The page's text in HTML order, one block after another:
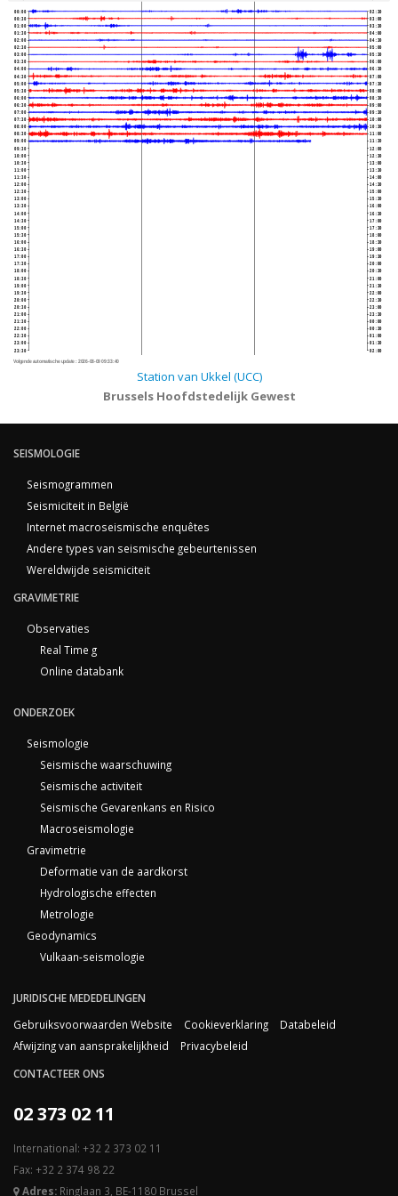
00:00
00:30
01:00
01:30
02:00
02:30
03:00
03:30
04:00
04:30
05:00
05:30
06:00
06:30
07:00
07:30
08:00
08:30
09:00
09:30
10:00
10:30
11:00
11:30
12:00
12:30
13:00
13:30
14:00
14:30
15:00
15:30
16:00
16:30
17:00
17:30
18:00
18:30
19:00
19:30
20:00
20:30
21:00
21:30
22:00
22:30
23:00
23:30
02:30
03:00
03:30
04:00
04:30
05:00
05:30
06:00
06:30
07:00
07:30
08:00
08:30
09:00
09:30
10:00
10:30
11:00
11:30
12:00
12:30
13:00
13:30
14:00
14:30
15:00
15:30
16:00
16:30
17:00
17:30
18:00
18:30
19:00
19:30
20:00
20:30
21:00
21:30
22:00
22:30
23:00
23:30
00:00
00:30
01:00
01:30
02:00
Volgende automatische update : 2026-08-09 09:33:40
Station van Ukkel (UCC)
Brussels Hoofdstedelijk Gewest
SEISMOLOGIE
Seismogrammen
Seismiciteit in België
Internet macroseismische enquêtes
Andere types van seismische gebeurtenissen
Wereldwijde seismiciteit
GRAVIMETRIE
Observaties
Real Time g
Online databank
ONDERZOEK
Seismologie
Seismische waarschuwing
Seismische activiteit
Seismische Gevarenkans en Risico
Macroseismologie
Gravimetrie
Deformatie van de aardkorst
Hydrologische effecten
Metrologie
Geodynamics
Vulkaan-seismologie
JURIDISCHE MEDEDELINGEN
Gebruiksvoorwaarden Website
Cookieverklaring
Databeleid
Afwijzing van aansprakelijkheid
Privacybeleid
CONTACTEER ONS
02 373 02 11
International: +32 2 373 02 11
Fax: +32 2 374 98 22
Adres: Ringlaan 3, BE-1180 Brussel